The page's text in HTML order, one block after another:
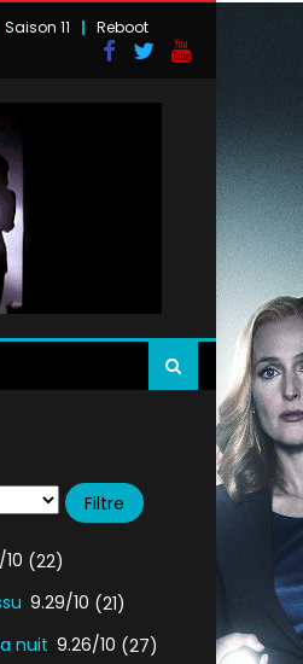
Saison 11 Reboot
(22)
9.29/10 (21)
nuit 9.26/10 (27)